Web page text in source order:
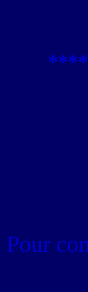
Pour